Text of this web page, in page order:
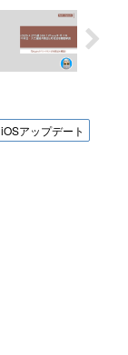
iOSアップデート